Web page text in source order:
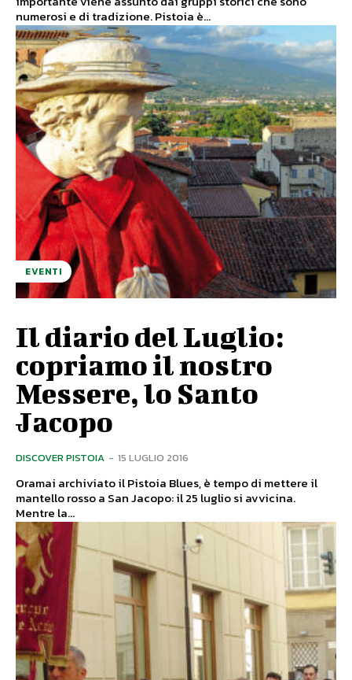
numerosi e di tradizione. Pistoia è...
EVENTI
Il diario del Luglio:
copriamo il nostro
Messere, lo Santo
Jacopo
DISCOVER PISTOIA - 15 LUGLIO 2016
Oramai archiviato il Pistoia Blues, è tempo di mettere il
mantello rosso a San Jacopo: il 25 luglio si avvicina.
Mentre la...